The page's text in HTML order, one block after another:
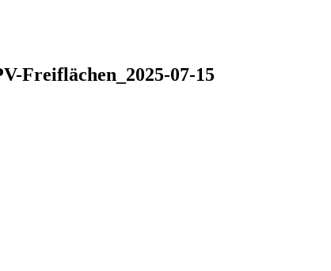
Freiflächen_2025-07-15